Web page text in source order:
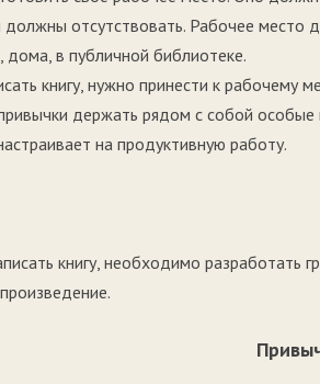
отсутствовать. Рабочее место
дома, в публичной библиотеке.
книгу, нужно принести к рабочему
держать рядом с собой особые
на продуктивную работу.
книгу, необходимо разработать